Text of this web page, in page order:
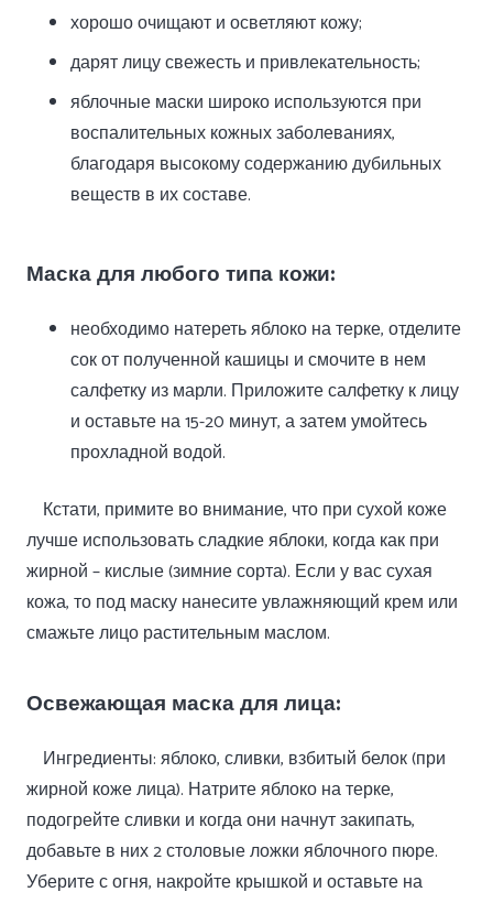
хорошо очищают и осветляют кожу;
дарят лицу свежесть и привлекательность;
яблочные маски широко используются при
воспалительных кожных заболеваниях,
благодаря высокому содержанию дубильных
веществ в их составе.
Маска для любого типа кожи:
необходимо натереть яблоко на терке, отделите
сок от полученной кашицы и смочите в нем
салфетку из марли. Приложите салфетку к лицу
и оставьте на 15-20 минут, а затем умойтесь
прохладной водой.
Кстати, примите во внимание, что при сухой коже
лучше использовать сладкие яблоки, когда как при
жирной – кислые (зимние сорта). Если у вас сухая
кожа, то под маску нанесите увлажняющий крем или
смажьте лицо растительным маслом.
Освежающая маска для лица:
Ингредиенты: яблоко, сливки, взбитый белок (при
жирной коже лица). Натрите яблоко на терке,
подогрейте сливки и когда они начнут закипать,
добавьте в них 2 столовые ложки яблочного пюре.
Уберите с огня, накройте крышкой и оставьте на